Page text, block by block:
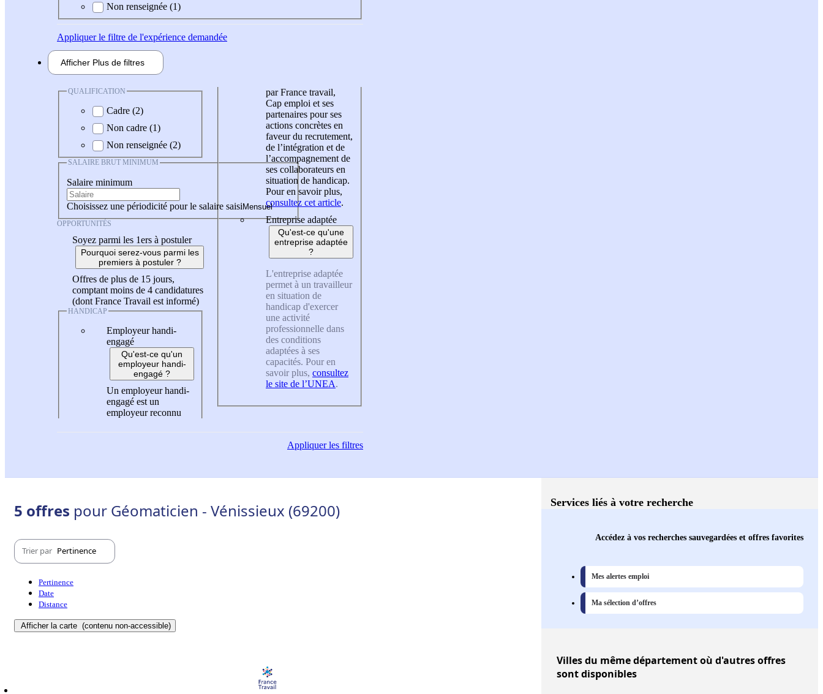
Non renseignée (1)
Appliquerle filtre de l'expérience demandée
Afficher Plus de filtres
QUALIFICATION
Cadre (2)
Non cadre (1)
Non renseignée (2)
SALAIRE BRUT MINIMUM
Salaire minimum
Choisissez une périodicité pour le salaire saisi
OPPORTUNITÉS
Soyez parmi les 1ers à postuler
Pourquoi serez-vous parmi les
premiers à postuler ?
Offres de plus de 15 jours,
comptant moins de 4 candidatures
(dont France Travail est informé)
HANDICAP
Employeur handi-
engagé
Qu'est-ce qu'un
employeur handi-
engagé ?
Un employeur handi-
engagé est un
employeur reconnu
par France travail,
Cap emploi et ses
partenaires pour ses
actions concrètes en
faveur du recrutement,
de l’intégration et de
l’accompagnement de
ses collaborateurs en
situation de handicap.
Pour en savoir plus,
consultez cet article.
Entreprise adaptée
Qu'est-ce qu'une
entreprise adaptée
?
L'entreprise adaptée
permet à un travailleur
en situation de
handicap d'exercer
une activité
professionnelle dans
des conditions
adaptées à ses
capacités. Pour en
savoir plus, consultez
le site de l’UNEA.
Appliquerles filtres
5 offres pour Géomaticien - Vénissieux (69200)
Trier par Pertinence
Pertinence
Date
Distance
Afficher la carte (contenu non-accessible)
Services liés à votre recherche
Accédez à vos recherches sauvegardées et offres favorites
Mes alertes emploi
Ma sélection d’offres
Villesdu même département où d'autres offres
sont disponibles